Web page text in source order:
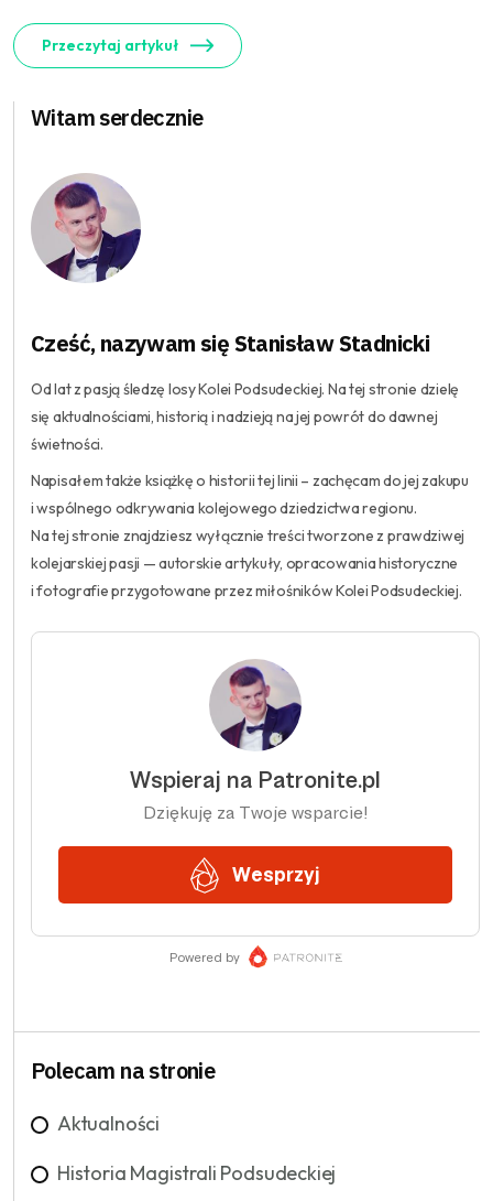
Przeczytaj artykuł
Witam serdecznie
Cześć, nazywam się Stanisław Stadnicki
Od lat z pasją śledzę losy Kolei Podsudeckiej. Na tej stronie dzielę
się aktualnościami, historią i nadzieją na jej powrót do dawnej
świetności.
Napisałem także książkę o historii tej linii – zachęcam do jej zakupu
i wspólnego odkrywania kolejowego dziedzictwa regionu.
Na tej stronie znajdziesz wyłącznie treści tworzone z prawdziwej
kolejarskiej pasji — autorskie artykuły, opracowania historyczne
i fotografie przygotowane przez miłośników Kolei Podsudeckiej.
Polecam na stronie
Aktualności
Historia Magistrali Podsudeckiej